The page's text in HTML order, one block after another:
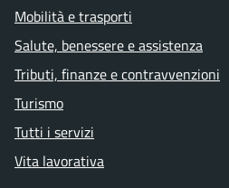
Mobilità e trasporti
Salute, benessere e assistenza
Tributi, finanze e contravvenzioni
Turismo
Tutti i servizi
Vita lavorativa